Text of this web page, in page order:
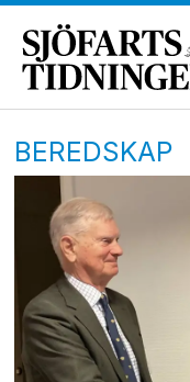
BEREDSKAP